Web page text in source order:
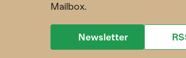
Mailbox.
Newsletter